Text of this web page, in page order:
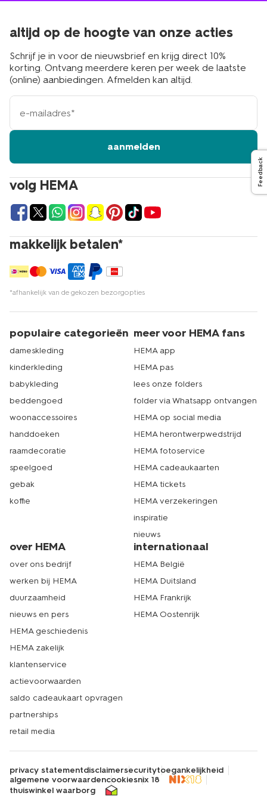
volg HEMA
makkelijk betalen*
*afhankelijk van de gekozen bezorgopties
altijd op de hoogte van onze acties
Schrijf je in voor de nieuwsbrief en krijg direct 10%
korting. Ontvang meerdere keren per week de laatste
(online) aanbiedingen. Afmelden kan altijd.
e-
mailadres
aanmelden
populaire categorieën
dameskleding
kinderkleding
babykleding
beddengoed
woonaccessoires
handdoeken
raamdecoratie
speelgoed
gebak
koffie
meer voor HEMA fans
HEMA app
HEMA pas
lees onze folders
folder via Whatsapp ontvangen
HEMA op social media
HEMA herontwerpwedstrijd
HEMA fotoservice
HEMA cadeaukaarten
HEMA tickets
HEMA verzekeringen
inspiratie
nieuws
over HEMA
over ons bedrijf
werken bij HEMA
duurzaamheid
nieuws en pers
HEMA geschiedenis
HEMA zakelijk
klantenservice
actievoorwaarden
saldo cadeaukaart opvragen
partnerships
retail media
internationaal
HEMA België
HEMA Duitsland
HEMA Frankrijk
HEMA Oostenrijk
privacy statementdisclaimersecuritytoegankelijkheid
algemene voorwaardencookiesnix 18
thuiswinkel waarborg
Feedback